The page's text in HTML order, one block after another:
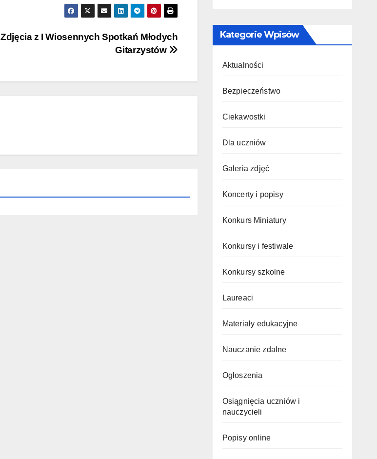
Zdjęcia z I Wiosennych Spotkań Młodych
Gitarzystów
Kategorie Wpisów
Aktualności
Bezpieczeństwo
Ciekawostki
Dla uczniów
Galeria zdjęć
Koncerty i popisy
Konkurs Miniatury
Konkursy i festiwale
Konkursy szkolne
Laureaci
Materiały edukacyjne
Nauczanie zdalne
Ogłoszenia
Osiągnięcia uczniów i
nauczycieli
Popisy online